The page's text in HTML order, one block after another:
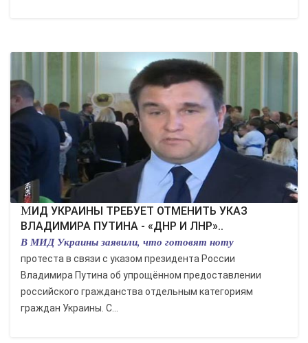
МИД УКРАИНЫ ТРЕБУЕТ ОТМЕНИТЬ УКАЗ
ВЛАДИМИРА ПУТИНА - «ДНР И ЛНР»..
В МИД Украины заявили, что готовят ноту
протеста в связи с указом президента России
Владимира Путина об упрощённом предоставлении
российского гражданства отдельным категориям
граждан Украины. С...